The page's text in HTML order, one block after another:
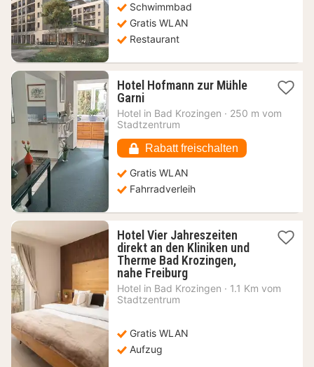
€
Schwimmbad
Gratis WLAN
Restaurant
Hotel Hofmann zur Mühle
Garni1
Nacht
ab
€
Hotel in Bad Krozingen · 250 m vom
Stadtzentrum
Rabatt freischalten
Gratis WLAN
Fahrradverleih
Hotel Vier Jahreszeiten
direkt an den Kliniken und
Therme Bad Krozingen,
nahe Freiburg1
Nacht
Hotel in Bad Krozingen · 1.1 Km vom
Stadtzentrum
Gratis WLAN
Aufzug